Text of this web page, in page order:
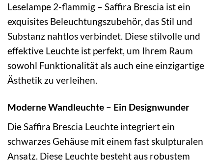
Leselampe 2-flammig – Saffira Brescia ist ein
exquisites Beleuchtungszubehör, das Stil und
Substanz nahtlos verbindet. Diese stilvolle und
effektive Leuchte ist perfekt, um Ihrem Raum
sowohl Funktionalität als auch eine einzigartige
Ästhetik zu verleihen.
Moderne Wandleuchte – Ein Designwunder
Die Saffira Brescia Leuchte integriert ein
schwarzes Gehäuse mit einem fast skulpturalen
Ansatz. Diese Leuchte besteht aus robustem